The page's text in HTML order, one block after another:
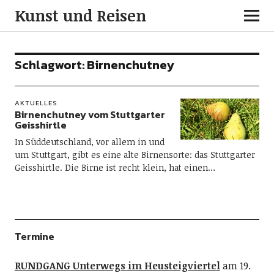
Kunst und Reisen
Schlagwort:Birnenchutney
AKTUELLES
Birnenchutney vom Stuttgarter
Geisshirtle
In Süddeutschland, vor allem in und
um Stuttgart, gibt es eine alte Birnensorte: das Stuttgarter
Geisshirtle. Die Birne ist recht klein, hat einen…
Termine
RUNDGANG Unterwegs im Heusteigviertelam 19.